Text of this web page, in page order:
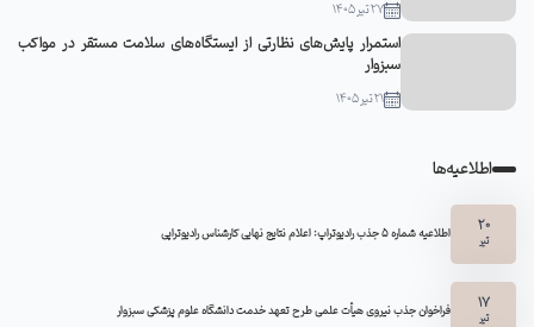
27 تیر 1405
استمرار پایش‌های نظارتی از ایستگاه‌های سلامت مستقر در مواکب
سبزوار
21 تیر 1405
اطلاعیه‌ها
20
تیر اطلاعیه شماره 5 جذب رادیوتراپ: اعلام نتایج نهایی کارشناس رادیوتراپی
17
تیر فراخوان جذب نیروی هیأت علمی طرح تعهد خدمت دانشگاه علوم پزشکی سبزوار